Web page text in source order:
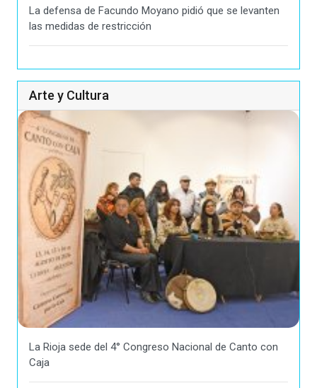
La defensa de Facundo Moyano pidió que se levanten
las medidas de restricción
Arte y Cultura
La Rioja sede del 4° Congreso Nacional de Canto con
Caja